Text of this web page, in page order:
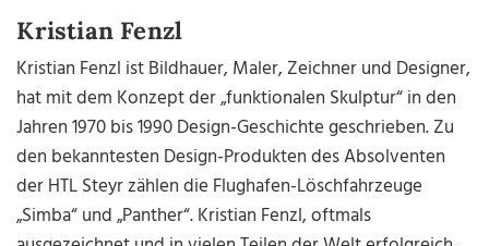
Kristian Fenzl
Kristian Fenzl ist Bildhauer, Maler, Zeichner und Designer,
hat mit dem Konzept der „funktionalen Skulptur“ in den
Jahren 1970 bis 1990 Design-Geschichte geschrieben. Zu
den bekanntesten Design-Produkten des Absolventen
der HTL Steyr zählen die Flughafen-Löschfahrzeuge
„Simba“ und „Panther“. Kristian Fenzl, oftmals